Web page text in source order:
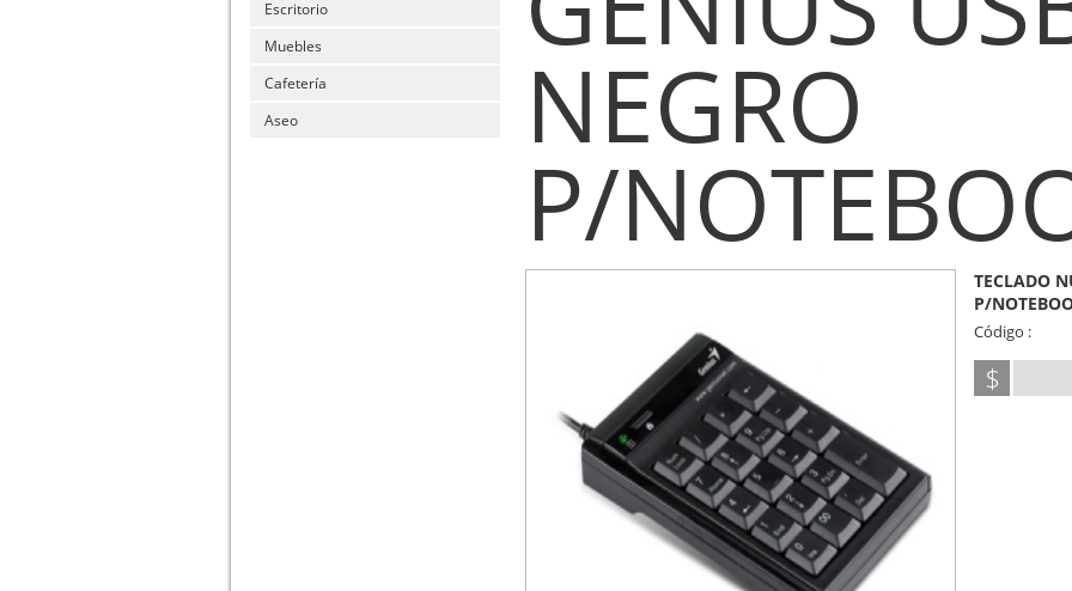
Escritorio
Muebles
Cafetería
Aseo
NEGRO
P/
TECLADO
P/
Código :
$